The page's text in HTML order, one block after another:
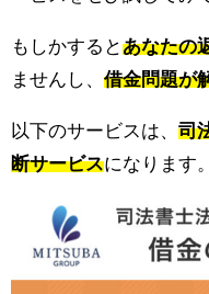
もしかするとあなたの
ませんし、 借金問題が
以下のサービスは、 司
断サービスになります。